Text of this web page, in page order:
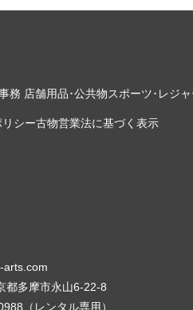
務 店舗用品･公共物スポーツ･レジ
シー古物営業法に基づく表示
arts.com
都多摩市永山6-22-8
（レンタル専用）